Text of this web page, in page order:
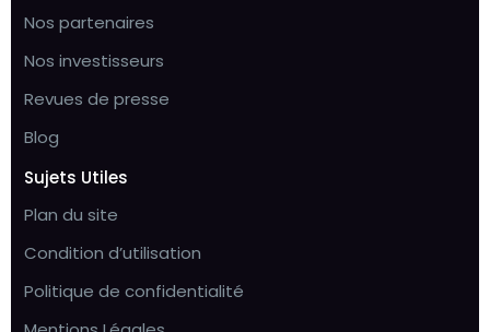
Nos partenaires
Nos investisseurs
Revues de presse
Blog
Sujets Utiles
Plan du site
Condition d’utilisation
Politique de confidentialité